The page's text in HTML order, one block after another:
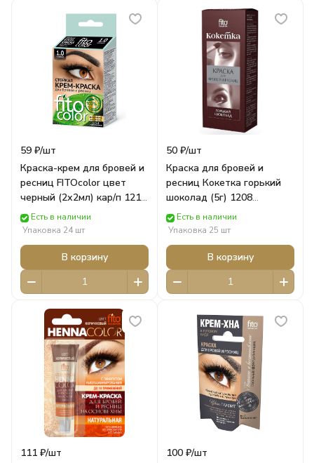
59 ₽/шт
Краска-крем для бровей и
ресниц FITOcolor цвет
черный (2х2мл) кар/п 1211
ФИТОКОСМЕТИК
Есть в наличии
Упаковка 24 шт
В корзину
50 ₽/шт
Краска для бровей и
ресниц Кокетка горький
шоколад (5г) 1208
ФИТОКОСМЕТИК
Есть в наличии
Упаковка 25 шт
В корзину
111 ₽/шт
100 ₽/шт